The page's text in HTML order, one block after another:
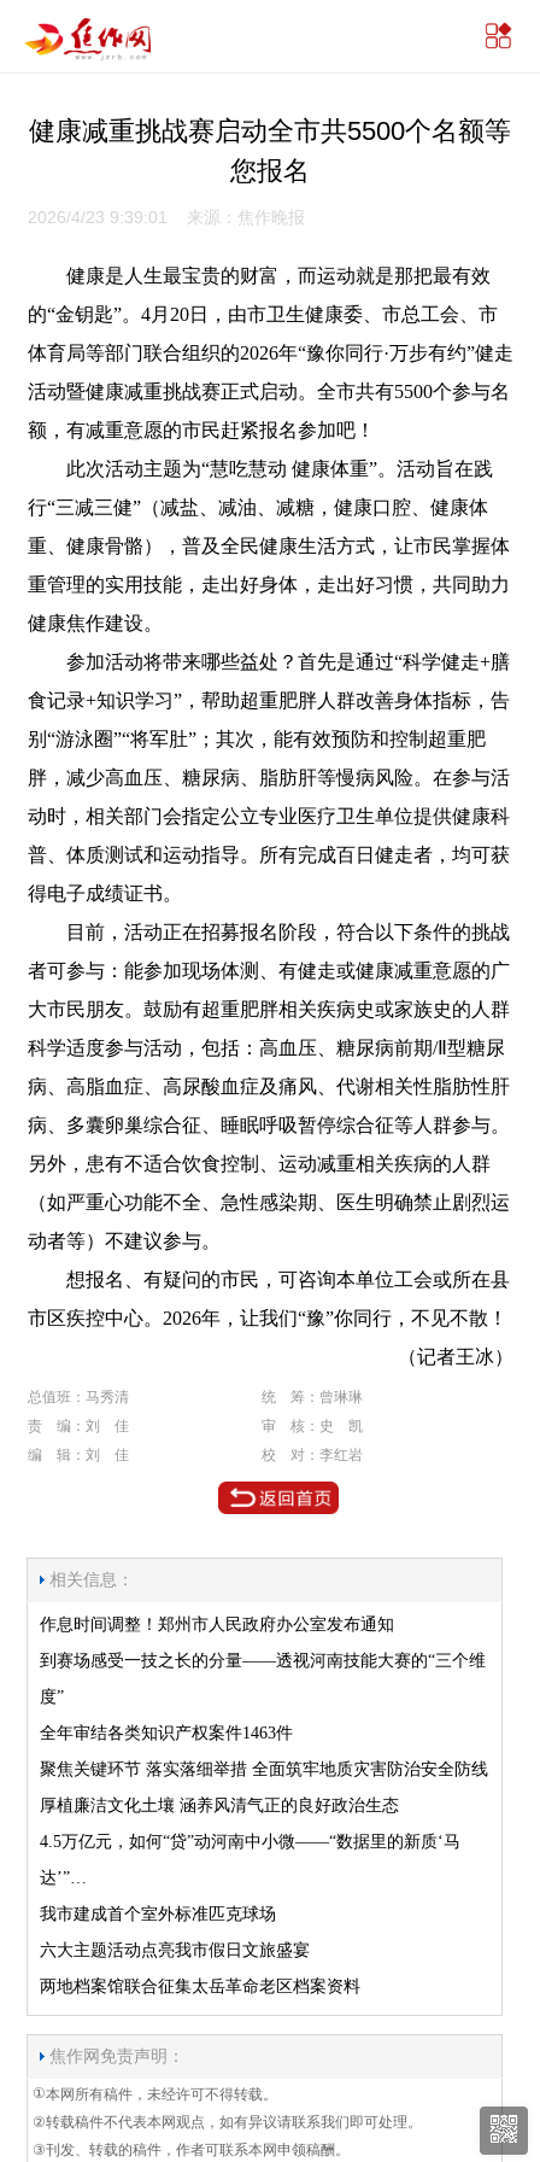
健康减重挑战赛启动全市共5500个名额等
您报名
2026/4/23 9:39:01 来源：焦作晚报
健康是人生最宝贵的财富，而运动就是那把最有效
的“金钥匙”。4月20日，由市卫生健康委、市总工会、市
体育局等部门联合组织的2026年“豫你同行·万步有约”健走
活动暨健康减重挑战赛正式启动。全市共有5500个参与名
额，有减重意愿的市民赶紧报名参加吧！
此次活动主题为“慧吃慧动 健康体重”。活动旨在践
行“三减三健”（减盐、减油、减糖，健康口腔、健康体
重、健康骨骼），普及全民健康生活方式，让市民掌握体
重管理的实用技能，走出好身体，走出好习惯，共同助力
健康焦作建设。
参加活动将带来哪些益处？首先是通过“科学健走+膳
食记录+知识学习”，帮助超重肥胖人群改善身体指标，告
别“游泳圈”“将军肚”；其次，能有效预防和控制超重肥
胖，减少高血压、糖尿病、脂肪肝等慢病风险。在参与活
动时，相关部门会指定公立专业医疗卫生单位提供健康科
普、体质测试和运动指导。所有完成百日健走者，均可获
得电子成绩证书。
目前，活动正在招募报名阶段，符合以下条件的挑战
者可参与：能参加现场体测、有健走或健康减重意愿的广
大市民朋友。鼓励有超重肥胖相关疾病史或家族史的人群
科学适度参与活动，包括：高血压、糖尿病前期/Ⅱ型糖尿
病、高脂血症、高尿酸血症及痛风、代谢相关性脂肪性肝
病、多囊卵巢综合征、睡眠呼吸暂停综合征等人群参与。
另外，患有不适合饮食控制、运动减重相关疾病的人群
（如严重心功能不全、急性感染期、医生明确禁止剧烈运
动者等）不建议参与。
想报名、有疑问的市民，可咨询本单位工会或所在县
市区疾控中心。2026年，让我们“豫”你同行，不见不散！
（记者王冰）
总值班：马秀清
统 筹：曾琳琳
责 编：刘 佳
审 核：史 凯
编 辑：刘 佳
校 对：李红岩
相关信息：
作息时间调整！郑州市人民政府办公室发布通知
到赛场感受一技之长的分量——透视河南技能大赛的“三个维
度”
全年审结各类知识产权案件1463件
聚焦关键环节 落实落细举措 全面筑牢地质灾害防治安全防线
厚植廉洁文化土壤 涵养风清气正的良好政治生态
4.5万亿元，如何“贷”动河南中小微——“数据里的新质‘马
达’”…
我市建成首个室外标准匹克球场
六大主题活动点亮我市假日文旅盛宴
两地档案馆联合征集太岳革命老区档案资料
焦作网免责声明：
①本网所有稿件，未经许可不得转载。
②转载稿件不代表本网观点，如有异议请联系我们即可处理。
③刊发、转载的稿件，作者可联系本网申领稿酬。